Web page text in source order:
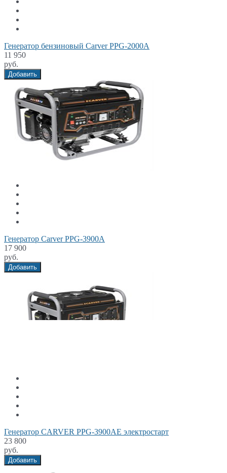
Генератор бензиновый Carver PPG-2000A
11 950
руб.
Добавить
Генератор Carver PPG-3900А
17 900
руб.
Добавить
Генератор CARVER PPG-3900АE электростарт
23 800
руб.
Добавить